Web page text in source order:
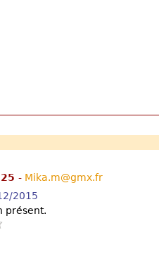
- Mika.m@gmx.fr
2015
présent.